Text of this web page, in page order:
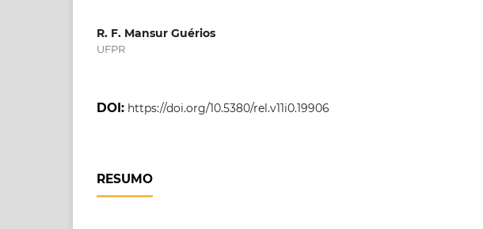
R. F. Mansur Guérios
UFPR
DOI: https://doi.org/10.5380/rel.v11i0.19906
RESUMO